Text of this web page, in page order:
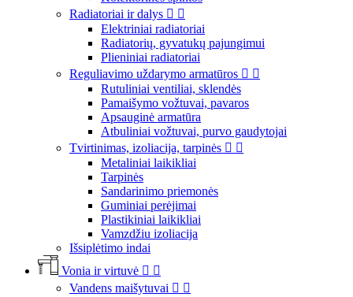
Radiatoriai ir dalys  
Elektriniai radiatoriai
Radiatorių, gyvatukų pajungimui
Plieniniai radiatoriai
Reguliavimo uždarymo armatūros  
Rutuliniai ventiliai, sklendės
Pamaišymo vožtuvai, pavaros
Apsauginė armatūra
Atbuliniai vožtuvai, purvo gaudytojai
Tvirtinimas, izoliacija, tarpinės  
Metaliniai laikikliai
Tarpinės
Sandarinimo priemonės
Guminiai perėjimai
Plastikiniai laikikliai
Vamzdžiu izoliacija
Išsiplėtimo indai
Vonia ir virtuvė  
Vandens maišytuvai  